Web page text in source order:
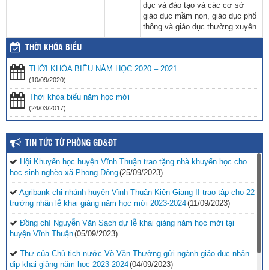
dục và đào tạo và các cơ sở
giáo dục mầm non, giáo dục phổ
thông và giáo dục thường xuyên
THỜI KHÓA BIỂU
THỜI KHÓA BIỂU NĂM HỌC 2020 – 2021
(10/09/2020)
Thời khóa biểu năm học mới
(24/03/2017)
TIN TỨC TỪ PHÒNG GD&ĐT
Hội Khuyến học huyện Vĩnh Thuận trao tặng nhà khuyến học cho
học sinh nghèo xã Phong Đông(25/09/2023)
Agribank chi nhánh huyện Vĩnh Thuận Kiên Giang II trao tập cho 22
trường nhân lễ khai giảng năm học mới 2023-2024(11/09/2023)
Đồng chí Nguyễn Văn Sạch dự lễ khai giảng năm học mới tại
huyện Vĩnh Thuận(05/09/2023)
Thư của Chủ tịch nước Võ Văn Thưởng gửi ngành giáo dục nhân
dịp khai giảng năm học 2023-2024(04/09/2023)